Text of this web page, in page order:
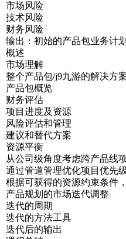
市场风险
技术风险
财务风险
输出：初始的产品包业务计
概述
市场理解
整个产品包/j9九游的解决方
产品包概览
财务评估
项目进度及资源
风险评估和管理
建议和替代方案
资源平衡
从公司级角度考虑跨产品线
通过管道管理优化项目优先
根据可获得的资源约束条件
产品规划的市场迭代调整
迭代的周期
迭代的方法工具
迭代后的输出